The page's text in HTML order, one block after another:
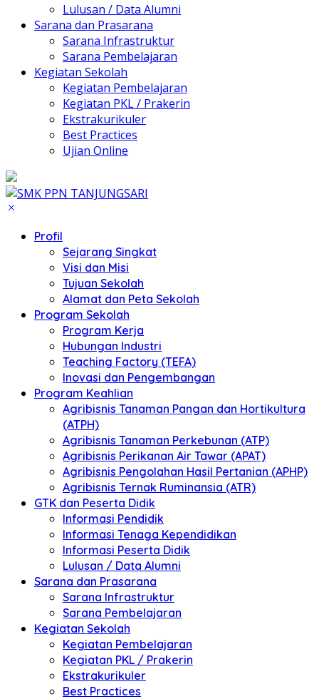
Lulusan / Data Alumni
Sarana dan Prasarana
Sarana Infrastruktur
Sarana Pembelajaran
Kegiatan Sekolah
Kegiatan Pembelajaran
Kegiatan PKL / Prakerin
Ekstrakurikuler
Best Practices
Ujian Online
Profil
Sejarang Singkat
Visi dan Misi
Tujuan Sekolah
Alamat dan Peta Sekolah
Program Sekolah
Program Kerja
Hubungan Industri
Teaching Factory (TEFA)
Inovasi dan Pengembangan
Program Keahlian
Agribisnis Tanaman Pangan dan Hortikultura
(ATPH)
Agribisnis Tanaman Perkebunan (ATP)
Agribisnis Perikanan Air Tawar (APAT)
Agribisnis Pengolahan Hasil Pertanian (APHP)
Agribisnis Ternak Ruminansia (ATR)
GTK dan Peserta Didik
Informasi Pendidik
Informasi Tenaga Kependidikan
Informasi Peserta Didik
Lulusan / Data Alumni
Sarana dan Prasarana
Sarana Infrastruktur
Sarana Pembelajaran
Kegiatan Sekolah
Kegiatan Pembelajaran
Kegiatan PKL / Prakerin
Ekstrakurikuler
Best Practices